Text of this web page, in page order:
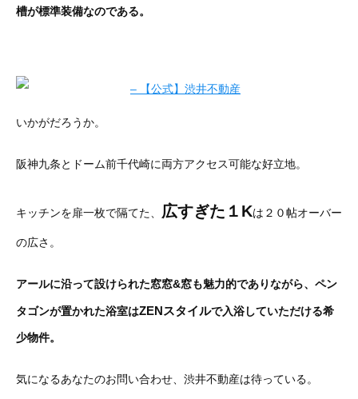
槽が標準装備なのである。
いかがだろうか。
阪神九条とドーム前千代崎に両方アクセス可能な好立地。
キッチンを扉一枚で隔てた、 広すぎた１Kは２０帖オーバー
の広さ。
アールに沿って設けられた窓窓&窓も魅力的でありながら、ペン
タゴンが置かれた浴室はZENスタイルで入浴していただける希
少物件。
気になるあなたのお問い合わせ、渋井不動産は待っている。